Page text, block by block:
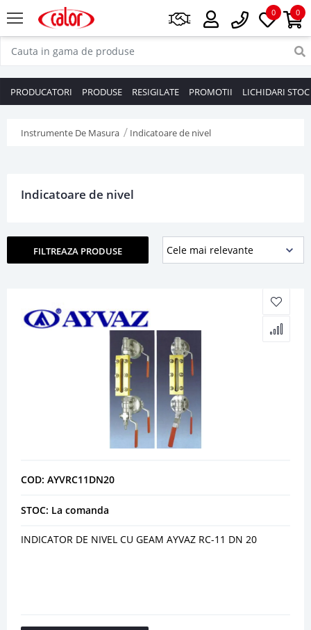
0
0
PRODUCATORI PRODUSE RESIGILATE PROMOTII LICHIDARI STOC
Instrumente De Masura Indicatoare de nivel
Indicatoare de nivel
FILTREAZA PRODUSE
COD: AYVRC11DN20
STOC: La comanda
INDICATOR DE NIVEL CU GEAM AYVAZ RC-11 DN 20